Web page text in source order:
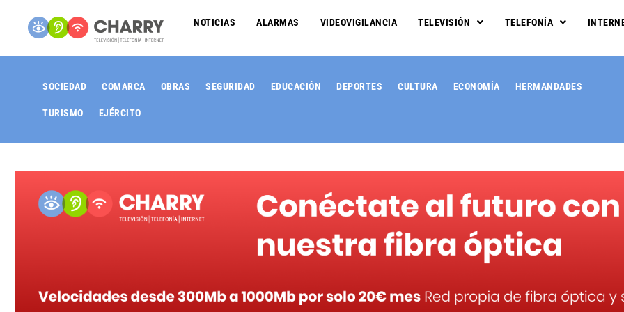
NOTICIAS ALARMAS VIDEOVIGILANCIA TELEVISIÓN TELEFONÍA
SOCIEDAD COMARCA OBRAS SEGURIDAD EDUCACIÓN DEPORTES CULTURA ECONOMÍA HERMANDADES
TURISMO EJÉRCITO